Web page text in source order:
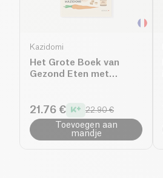
Kazidomi
Het Grote Boek van
Gezond Eten met
21.76 € 22.90 €
Toevoegen aan
mandje